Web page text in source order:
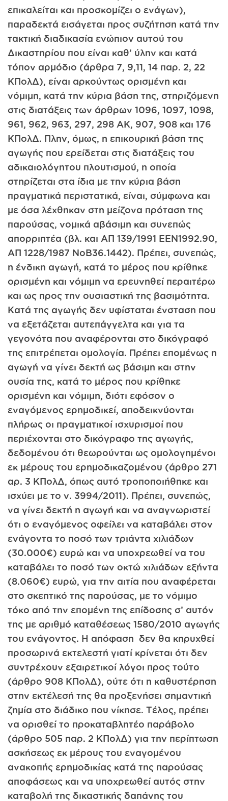
επικαλείται και προσκομίζει ο ενάγων),
παραδεκτά εισάγεται προς συζήτηση κατά την
τακτική διαδικασία ενώπιον αυτού του
Δικαστηρίου που είναι καθ’ ύλην και κατά
τόπον αρμόδιο (άρθρα 7, 9,11, 14 παρ. 2, 22
ΚΠολΔ), είναι αρκούντως ορισμένη και
νόμιμη, κατά την κύρια βάση της, στηριζόμενη
στις διατάξεις των άρθρων 1096, 1097, 1098,
961, 962, 963, 297, 298 ΑΚ, 907, 908 και 176
ΚΠολΔ. Πλην, όμως, η επικουρική βάση της
αγωγής που ερείδεται στις διατάξεις του
αδικαιολόγητου πλουτισμού, η οποία
στηρίζεται στα ίδια με την κύρια βάση
πραγματικά περιστατικά, είναι, σύμφωνα και
με όσα λέχθηκαν στη μείζονα πρόταση της
παρούσας, νομικά αβάσιμη και συνεπώς
απορριπτέα (βλ. και ΑΠ 139/1991 ΕΕΝ1992.90,
ΑΠ 1228/1987 ΝοΒ36.1442). Πρέπει, συνεπώς,
η ένδικη αγωγή, κατά το μέρος που κρίθηκε
ορισμένη και νόμιμη να ερευνηθεί περαιτέρω
και ως προς την ουσιαστική της βασιμότητα.
Κατά της αγωγής δεν υφίσταται ένσταση που
να εξετάζεται αυτεπάγγελτα και για τα
γεγονότα που αναφέρονται στο δικόγραφό
της επιτρέπεται ομολογία. Πρέπει επομένως η
αγωγή να γίνει δεκτή ως βάσιμη και στην
ουσία της, κατά το μέρος που κρίθηκε
ορισμένη και νόμιμη, διότι εφόσον ο
εναγόμενος ερημοδικεί, αποδεικνύονται
πλήρως οι πραγματικοί ισχυρισμοί που
περιέχονται στο δικόγραφο της αγωγής,
δεδομένου ότι θεωρούνται ως ομολογημένοι
εκ μέρους του ερημοδικαζομένου (άρθρο 271
αρ. 3 ΚΠολΔ, όπως αυτό τροποποιήθηκε και
ισχύει με το ν. 3994/2011). Πρέπει, συνεπώς,
να γίνει δεκτή η αγωγή και να αναγνωριστεί
ότι ο εναγόμενος οφείλει να καταβάλει στον
ενάγοντα το ποσό των τριάντα χιλιάδων
(30.000€) ευρώ και να υποχρεωθεί να του
καταβάλει το ποσό των οκτώ χιλιάδων εξήντα
(8.060€) ευρώ, για την αιτία που αναφέρεται
στο σκεπτικό της παρούσας, με το νόμιμο
τόκο από την επομένη της επίδοσης σ’ αυτόν
της με αριθμό καταθέσεως 1580/2010 αγωγής
του ενάγοντος. Η απόφαση δεν θα κηρυχθεί
προσωρινά εκτελεστή γιατί κρίνεται ότι δεν
συντρέχουν εξαιρετικοί λόγοι προς τούτο
(άρθρο 908 ΚΠολΔ), ούτε ότι η καθυστέρηση
στην εκτέλεσή της θα προξενήσει σημαντική
ζημία στο διάδικο που νίκησε. Τέλος, πρέπει
να ορισθεί το προκαταβλητέο παράβολο
(άρθρο 505 παρ. 2 ΚΠολΔ) για την περίπτωση
ασκήσεως εκ μέρους του εναγομένου
ανακοπής ερημοδικίας κατά της παρούσας
αποφάσεως και να υποχρεωθεί αυτός στην
καταβολή της δικαστικής δαπάνης του